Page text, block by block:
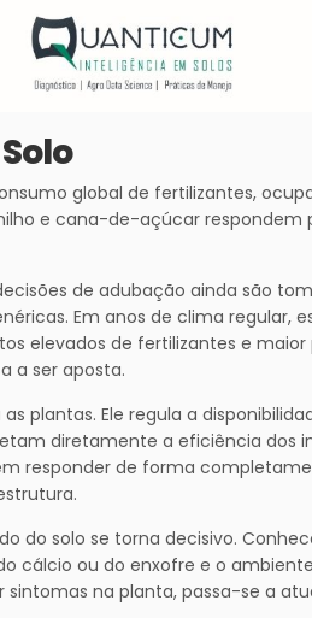
global de fertilizantes,
e cana-de-açúcar
de adubação ainda são
Em anos de clima regular,
elevados de fertilizantes e
a ser aposta.
plantas. Ele regula a
diretamente a eficiência dos
responder de forma
do solo se torna decisivo.
cálcio ou do enxofre e o
na planta, passa-se a